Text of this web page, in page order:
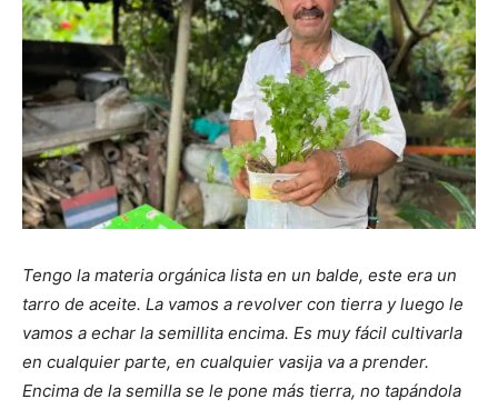
Tengo la materia orgánica lista en un balde, este era un
tarro de aceite. La vamos a revolver con tierra y luego le
vamos a echar la semillita encima. Es muy fácil cultivarla
en cualquier parte, en cualquier vasija va a prender.
Encima de la semilla se le pone más tierra, no tapándola